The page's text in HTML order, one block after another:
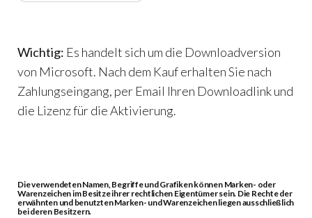
Wichtig: Es handelt sich um die Downloadversion
von Microsoft. Nach dem Kauf erhalten Sie nach
Zahlungseingang, per Email Ihren Downloadlink und
die Lizenz für die Aktivierung.
Die verwendeten Namen, Begriffe und Grafiken können Marken- oder
Warenzeichen im Besitze ihrer rechtlichen Eigentümer sein. Die Rechte der
erwähnten und benutzten Marken- und Warenzeichen liegen ausschließlich
bei deren Besitzern.